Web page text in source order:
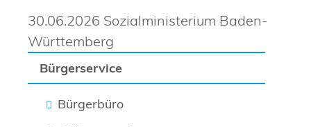
Bürgerservice
Bürgerbüro
30.06.2026 Sozialministerium Baden-
Württemberg